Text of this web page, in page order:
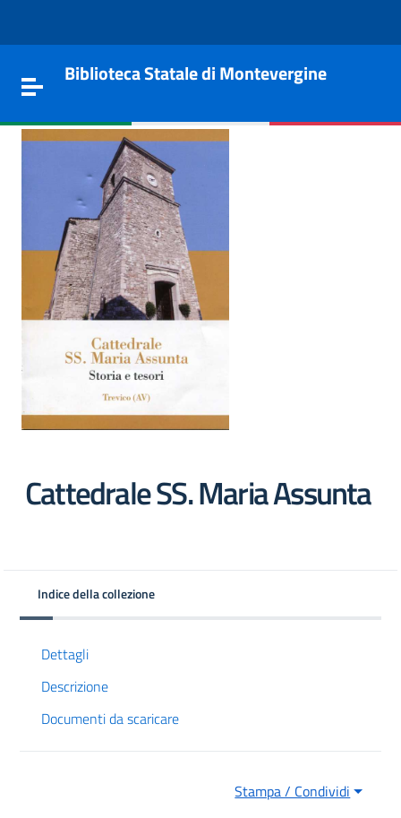
Toggle navigation
Biblioteca Statale di Montevergine
Cattedrale SS. Maria Assunta
Indice della collezione
Dettagli
Descrizione
Documenti da scaricare
Stampa / Condividi